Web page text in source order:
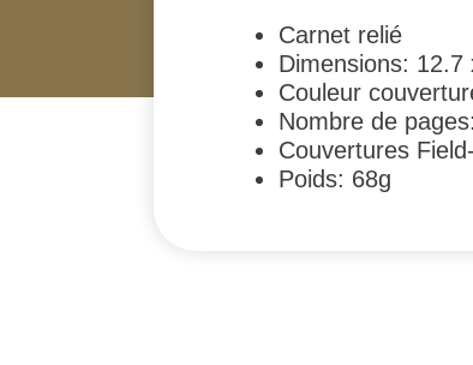
Carnet relié
Dimensions: 12.7
Couleur
Nombre de
Couvertures
Poids: 68g